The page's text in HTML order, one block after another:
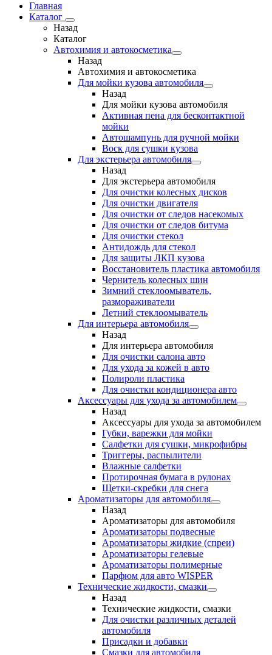
Главная
Каталог
Назад
Каталог
Автохимия и автокосметика
Назад
Автохимия и автокосметика
Для мойки кузова автомобиля
Назад
Для мойки кузова автомобиля
Активная пена для бесконтактной
мойки
Автошампунь для ручной мойки
Воск для сушки кузова
Для экстерьера автомобиля
Назад
Для экстерьера автомобиля
Для очистки колесных дисков
Для очистки двигателя
Для очистки от следов насекомых
Для очистки от следов битума
Для очистки стекол
Антидождь для стекол
Для защиты ЛКП кузова
Восстановитель пластика автомобиля
Чернитель колесных шин
Зимний стеклоомыватель,
размораживатели
Летний стеклоомыватель
Для интерьера автомобиля
Назад
Для интерьера автомобиля
Для очистки салона авто
Для ухода за кожей в авто
Полироли пластика
Для очистки кондиционера авто
Аксессуары для ухода за автомобилем
Назад
Аксессуары для ухода за автомобилем
Губки, варежки для мойки
Салфетки для сушки, микрофибры
Триггеры, распылители
Влажные салфетки
Протирочная бумага в рулонах
Щетки-скребки для снега
Ароматизаторы для автомобиля
Назад
Ароматизаторы для автомобиля
Ароматизаторы подвесные
Ароматизаторы жидкие (спреи)
Ароматизаторы гелевые
Ароматизаторы полимерные
Парфюм для авто WISPER
Технические жидкости, смазки
Назад
Технические жидкости, смазки
Для очистки различных деталей
автомобиля
Присадки и добавки
Смазки для автомобиля